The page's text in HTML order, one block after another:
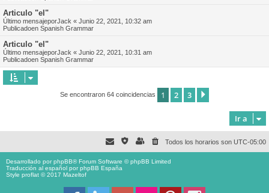
Articulo "el"
Último mensajeporJack « Junio 22, 2021, 10:32 am
Publicadoen Spanish Grammar
Articulo "el"
Último mensajeporJack « Junio 22, 2021, 10:31 am
Publicadoen Spanish Grammar
Se encontraron 64 coincidencias 1 2 3
Ir a
Todos los horarios son UTC-05:00
Desarrollado porphpBB® Forum Software © phpBB Limited
Traducción al español porphpBB España
Style proflat © 2017 Mazeltof